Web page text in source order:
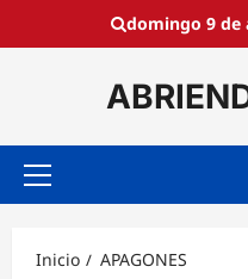
domingo 9 de
Menú
Inicio APAGONES